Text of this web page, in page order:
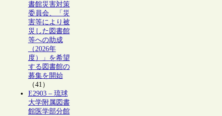
書館災害対策
委員会、「災
害等により被
災した図書館
等への助成
（2026年
度）」を希望
する図書館の
募集を開始
（41）
E2903 – 琉球
大学附属図書
館医学部分館